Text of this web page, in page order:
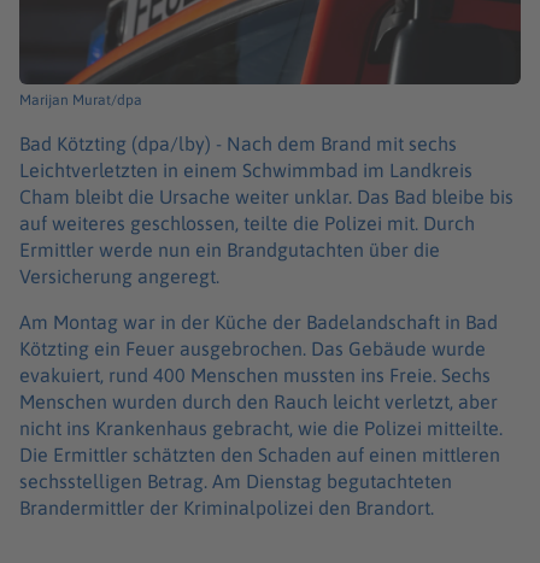
Marijan Murat/dpa
Bad Kötzting (dpa/lby) - Nach dem Brand mit sechs
Leichtverletzten in einem Schwimmbad im Landkreis
Cham bleibt die Ursache weiter unklar. Das Bad bleibe bis
auf weiteres geschlossen, teilte die Polizei mit. Durch
Ermittler werde nun ein Brandgutachten über die
Versicherung angeregt.
Am Montag war in der Küche der Badelandschaft in Bad
Kötzting ein Feuer ausgebrochen. Das Gebäude wurde
evakuiert, rund 400 Menschen mussten ins Freie. Sechs
Menschen wurden durch den Rauch leicht verletzt, aber
nicht ins Krankenhaus gebracht, wie die Polizei mitteilte.
Die Ermittler schätzten den Schaden auf einen mittleren
sechsstelligen Betrag. Am Dienstag begutachteten
Brandermittler der Kriminalpolizei den Brandort.